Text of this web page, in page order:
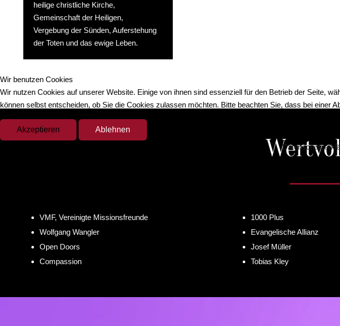
heilige christliche Kirche,
Gemeinschaft der Heiligen,
Vergebung der Sünden, Auferstehung
der Toten und das ewige Leben.
VMF, Vereinigte Missionsfreunde
Wolfgang Wangler
Open Doors
Compassion
1000 Plus
Evangelische Allianz
Josef Müller
Tobias Kley
Wir benutzen Cookies
Wir nutzen Cookies auf unserer Website. Einige von ihnen sind essenziell für den Betrieb der Seite,
können selbst entscheiden, ob Sie die Cookies zulassen möchten. Bitte beachten Sie, dass bei einer
Akzeptieren
Ablehnen